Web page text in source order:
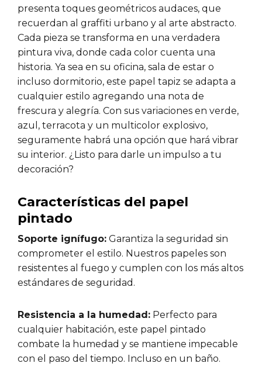
presenta toques geométricos audaces, que
recuerdan al graffiti urbano y al arte abstracto.
Cada pieza se transforma en una verdadera
pintura viva, donde cada color cuenta una
historia. Ya sea en su oficina, sala de estar o
incluso dormitorio, este papel tapiz se adapta a
cualquier estilo agregando una nota de
frescura y alegría. Con sus variaciones en verde,
azul, terracota y un multicolor explosivo,
seguramente habrá una opción que hará vibrar
su interior. ¿Listo para darle un impulso a tu
decoración?
Características del papel
pintado
Soporte ignífugo: Garantiza la seguridad sin
comprometer el estilo. Nuestros papeles son
resistentes al fuego y cumplen con los más altos
estándares de seguridad.
Resistencia a la humedad: Perfecto para
cualquier habitación, este papel pintado
combate la humedad y se mantiene impecable
con el paso del tiempo. Incluso en un baño.